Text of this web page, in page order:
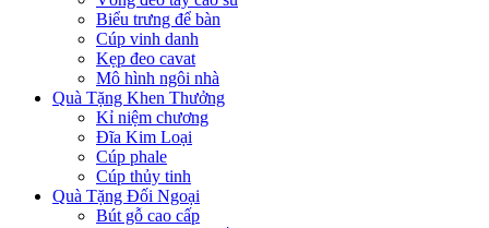
Biểu trưng để bàn
Cúp vinh danh
Kẹp đeo cavat
Mô hình ngôi nhà
Quà Tặng Khen Thưởng
Kỉ niệm chương
Đĩa Kim Loại
Cúp phale
Cúp thủy tinh
Quà Tặng Đối Ngoại
Bút gỗ cao cấp